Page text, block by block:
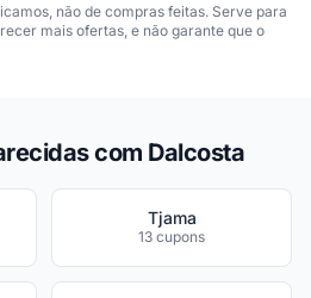
não de compras feitas. Serve para
mais ofertas, e não garante que o
com Dalcosta
Tjama
13 cupons